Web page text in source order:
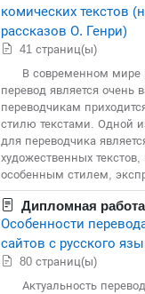
комических текстов
рассказов О. Генри)
41 страниц(ы)
В современном мире
перевод является очень
переводчикам
стилю текстами. Одной
для переводчика
художественных
особенным стилем,
Дипломная
Особенности
сайтов с русского
80 страниц(ы)
Актуальность